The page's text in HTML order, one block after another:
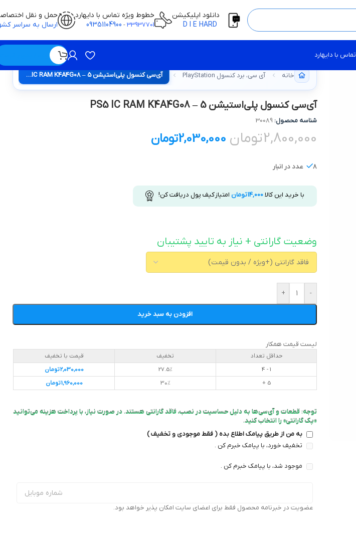
دانلود اپلیکیشن
خطوط ویژه تماس با دایهارد
33937701
-
09351104900
حمل و نقل
ارسال به سراسر
تماس با دایهارد
خانه آی سی، برد کنسول PlayStation آی‌سی کنسول پلی‌استیشن 5 – PS5 IC RAM K4A4G08
آی‌سی کنسول پلی‌استیشن 5 – PS5 IC RAM K4A4G08
شناسه محصول: 30089
2,800,000تومان 2,030,000تومان
8 عدد در انبار
با خرید این کالا14,000تومان امتیاز کیف پول دریافت کن!
وضعیت گارانتی + نیاز به تایید پشتیبان
-
+
افزودن به سبد خرید
لیست قیمت همکار
حداقل تعداد تخفیف
قیمت با تخفیف
1 - 4
27.5%
2,030,000تومان
5 +
30%
1,960,000تومان
توجه: قطعات و آی‌سی‌ها به دلیل حساسیت در نصب، فاقد گارانتی هستند. در صورت نیاز، با پرداخت هزینه می‌توانید
«پک گارانتی» را انتخاب کنید.
به من از طریق پیامک اطلاع بده ( فقط موجودی و تخفیف )
تخفیف خورد، با پیامک خبرم کن .
موجود شد، با پیامک خبرم کن .
عضویت در خبرنامه محصول فقط برای اعضای سایت امکان پذیر خواهد بود.